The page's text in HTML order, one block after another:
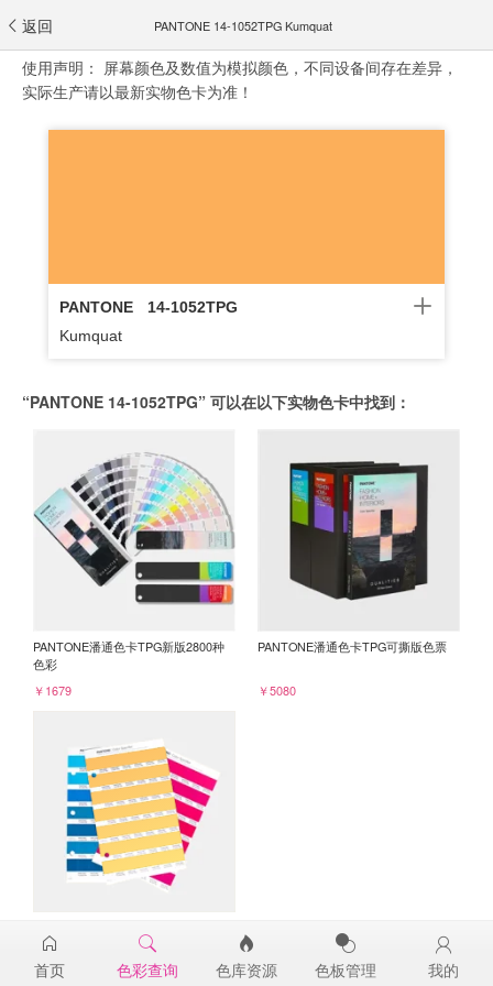
返回 PANTONE 14-1052TPG Kumquat
使用声明： 屏幕颜色及数值为模拟颜色，不同设备间存在差异，
实际生产请以最新实物色卡为准！
PANTONE
14-1052TPG
Kumquat
“PANTONE 14-1052TPG” 可以在以下实物色卡中找到：
PANTONE潘通色卡TPG新版2800种
色彩
￥1679
PANTONE潘通色卡TPG可撕版色票
￥5080
14-1052TPG
￥98
首页 色彩查询 色库资源 色板管理 我的